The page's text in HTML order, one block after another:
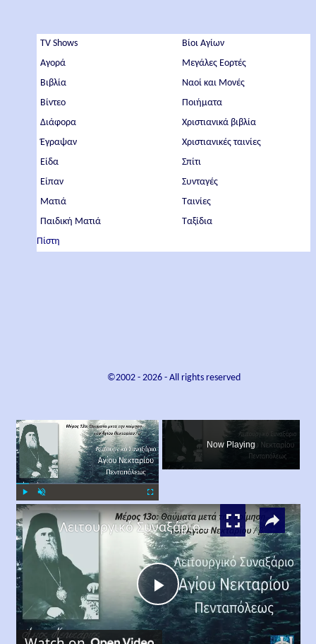
TV Shows
Αγορά
Βιβλία
Βίντεο
Διάφορα
Έγραψαν
Είδα
Είπαν
Ματιά
Παιδική Ματιά
Πίστη
Βίοι Αγίων
Μεγάλες Εορτές
Ναοί και Μονές
Ποιήματα
Χριστιανικά βιβλία
Χριστιανικές ταινίες
Σπίτι
Συνταγές
Ταινίες
Ταξίδια
©2002 - 2026- All rights reserved
×
Play Unmute Fullscreen
Now Playing
×
Play
Λειτουργικό Συναξάριο Αγίου Νεκταρίου Πενταπόλεως Μέρος 13ο